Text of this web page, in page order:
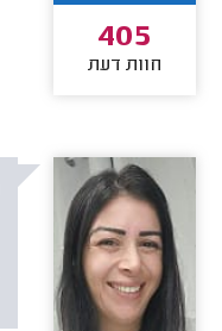
405
חוות דעת